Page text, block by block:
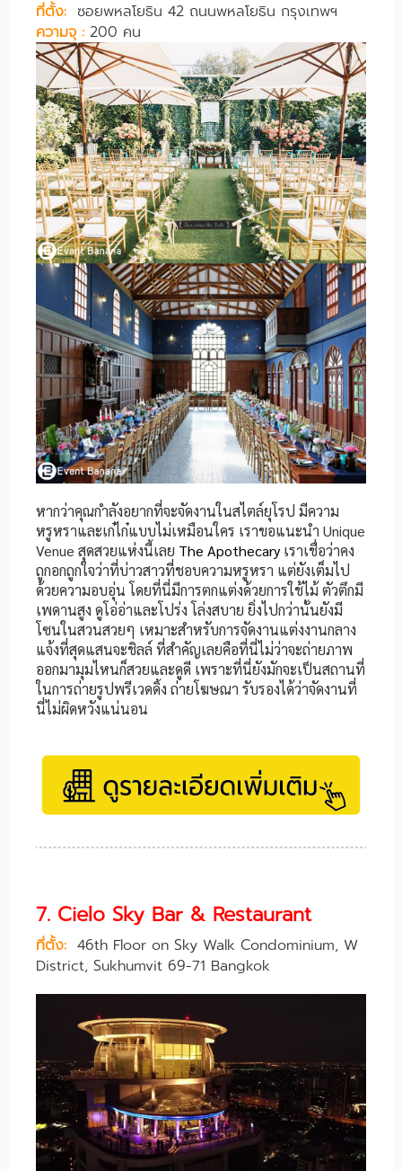
ที่ตั้ง: ซอยพหลโยธิน 42 ถนนพหลโยธิน กรุงเทพฯ
ความจุ : 200 คน
หากว่าคุณกำลังอยากที่จะจัดงานในสไตล์ยุโรป มีความ
หรูหราและเก๋ไก๋แบบไม่เหมือนใคร เราขอแนะนำ Unique
Venue สุดสวยแห่งนี้เลย The Apothecary เราเชื่อว่าคง
ถูกอกถูกใจว่าที่บ่าวสาวที่ชอบความหรูหรา แต่ยังเต็มไป
ด้วยความอบอุ่น โดยที่นี่มีการตกแต่งด้วยการใช้ไม้ ตัวตึกมี
เพดานสูง ดูโอ่อ่าและโปร่ง โล่งสบาย ยิ่งไปกว่านั้นยังมี
โซนในสวนสวยๆ เหมาะสำหรับการจัดงานแต่งงานกลาง
แจ้งที่สุดแสนจะชิลล์ ที่สำคัญเลยคือที่นี่ไม่ว่าจะถ่ายภาพ
ออกมามุมไหนก็สวยและดูดี เพราะที่นี่ยังมักจะเป็นสถานที่
ในการถ่ายรูปพรีเวดดิ้ง ถ่ายโฆษณา รับรองได้ว่าจัดงานที่
นี่ไม่ผิดหวังแน่นอน
7. Cielo Sky Bar & Restaurant
ที่ตั้ง: 46th Floor on Sky Walk Condominium, W
District, Sukhumvit 69-71 Bangkok